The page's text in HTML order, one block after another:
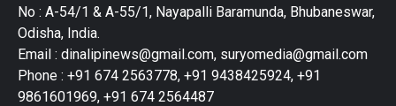
No : A-54/1 & A-55/1, Nayapalli Baramunda, Bhubaneswar,
Odisha, India.
Email : dinalipinews@gmail.com, suryomedia@gmail.com
Phone : +91 674 2563778, +91 9438425924, +91
9861601969, +91 674 2564487